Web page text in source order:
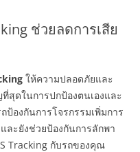
ช่วยลดการเสีย
ให้ความปลอดภัยและ
ดในการปกป้องตนเองและ
องกันการโจรกรรมเพิ่มการ
ละยังช่วยป้องกันการลักพา
Tracking กับรถของคุณ